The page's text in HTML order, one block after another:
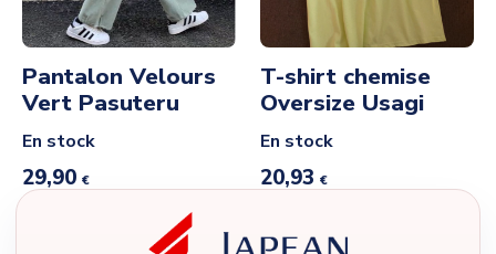
Pantalon Velours
Vert Pasuteru
En stock
29,90 €
T-shirt chemise
Oversize Usagi
En stock
20,93 €